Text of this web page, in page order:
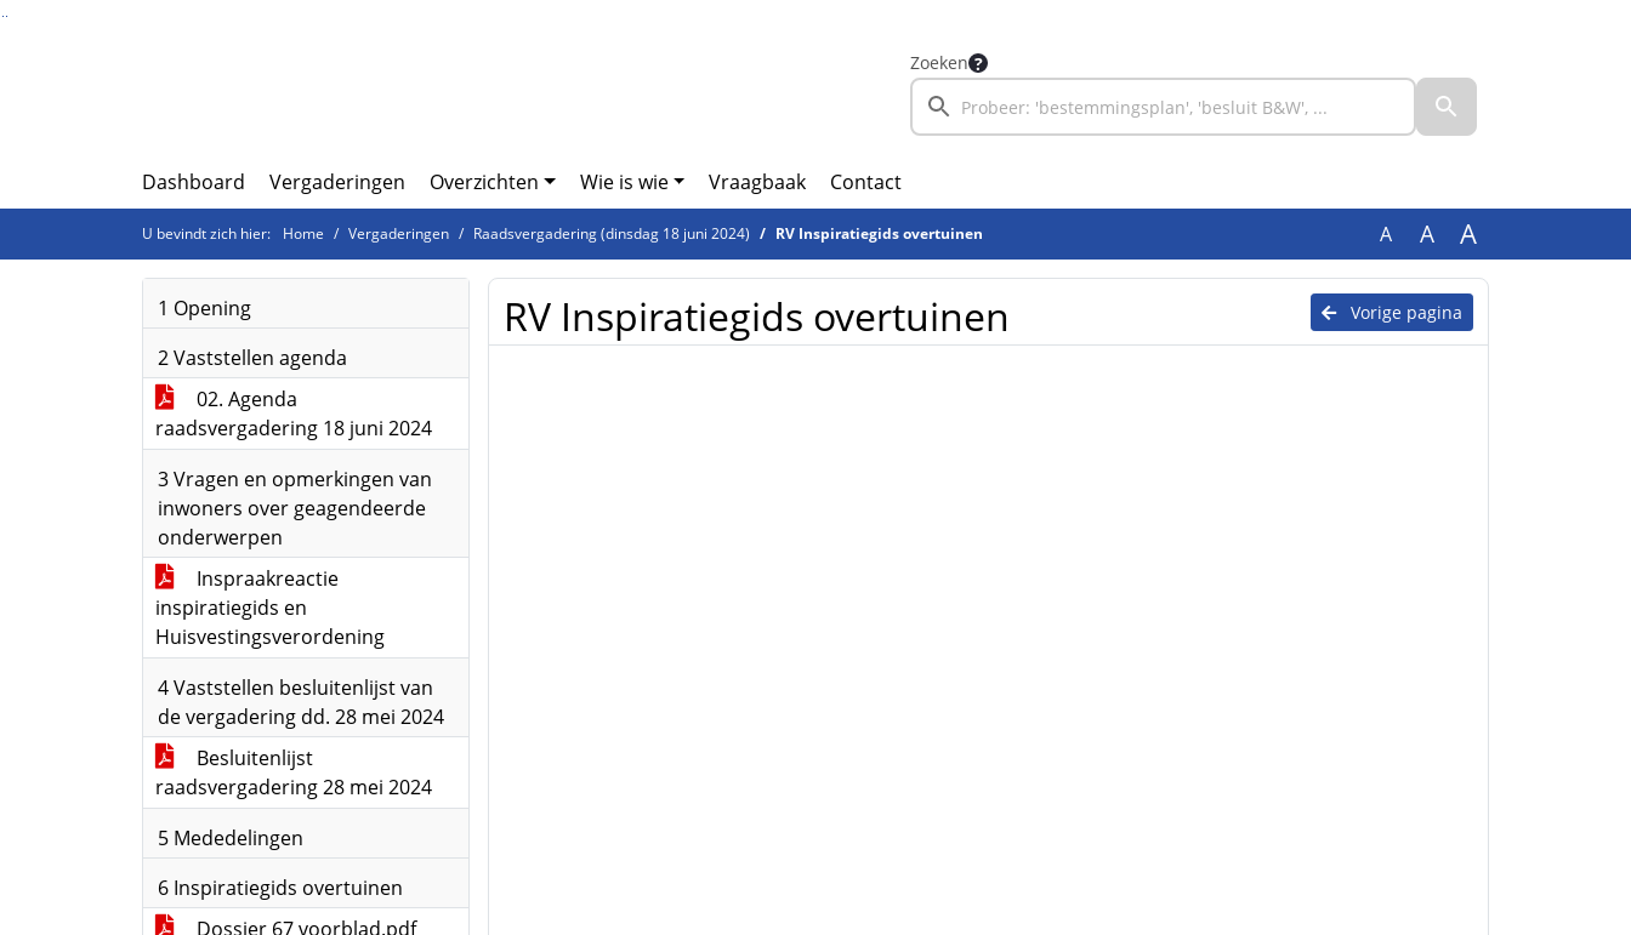
Zoeken
Dashboard Vergaderingen Overzichten Wie is wie Vraagbaak Contact
U bevindt zich hier: Home Vergaderingen Raadsvergadering (dinsdag 18 juni 2024) RV Inspiratiegids overtuinen A A A
1 Opening
2 Vaststellen agenda
02. Agenda
raadsvergadering 18 juni 2024
3 Vragen en opmerkingen van
inwoners over geagendeerde
onderwerpen
Inspraakreactie
inspiratiegids en
Huisvestingsverordening
4 Vaststellen besluitenlijst van
de vergadering dd. 28 mei 2024
Besluitenlijst
raadsvergadering 28 mei 2024
5 Mededelingen
6 Inspiratiegids overtuinen
Dossier 67 voorblad.pdf
Vorige pagina
RV Inspiratiegids overtuinen